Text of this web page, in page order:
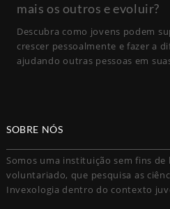
mais os outros e evoluir?
Descubra como jovens podem
crescer pessoalmente e fazer a
ajudando outras pessoas em
SOBRE NÓS
Somos uma instituição sem fins de
voluntariado, que pesquisa as
Invexologia dentro do contexto